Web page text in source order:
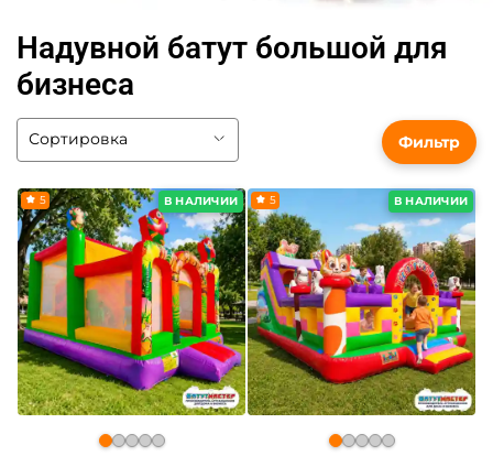
Надувной батут большой для
бизнеса
В НАЛИЧИИ
5 В НАЛИЧИИ
5
Фильтр